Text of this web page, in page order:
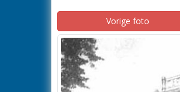
Vorige foto